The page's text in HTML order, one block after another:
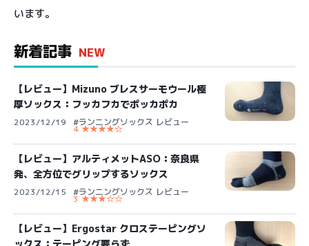
います。
新着記事 NEW
【レビュー】Mizuno ブレスサーモウール極
厚ソックス：フッカフカでポッカポカ
2023/12/19 #ランニングソックス レビュー
4 ★★★★☆
【レビュー】アルティメットASO：奈良県
発、全方位でグリップするソックス
2023/12/15 #ランニングソックス レビュー
3 ★★★☆☆
【レビュー】Ergostar クロステーピングソ
ックス：テーピング要らず